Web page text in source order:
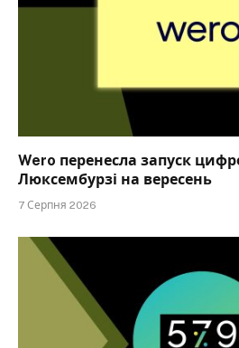
Wero перенесла запуск
Люксембурзі на вересень
7 Серпня 2026